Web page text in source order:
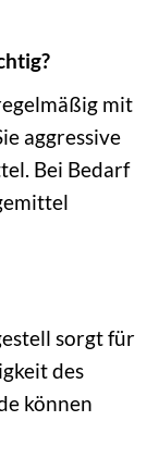
mit
aggressive
Bei Bedarf
sorgt für
des
können